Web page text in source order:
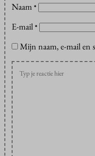
Naam *
E-mail *
Mijn naam, e-mail en